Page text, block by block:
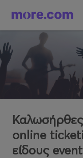
online
είδους